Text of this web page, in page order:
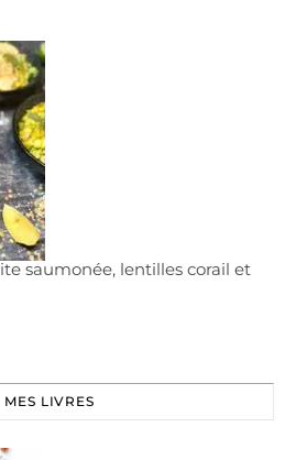
saumonée, lentilles corail et
MES LIVRES